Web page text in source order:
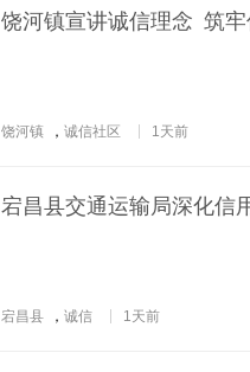
饶河镇宣讲诚信理念 筑
饶河镇 ， 诚信社区 1天前
宕昌县交通运输局深化信
宕昌县 ， 诚信 1天前